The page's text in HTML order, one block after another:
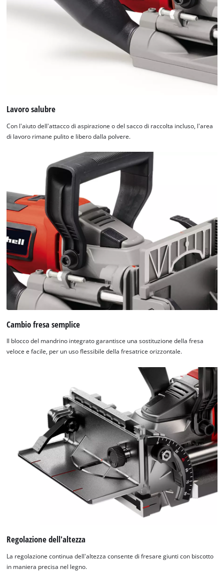
Lavoro salubre
Con l'aiuto dell'attacco di aspirazione o del sacco di raccolta incluso, l'area
di lavoro rimane pulito e libero dalla polvere.
Cambio fresa semplice
Il blocco del mandrino integrato garantisce una sostituzione della fresa
veloce e facile, per un uso flessibile della fresatrice orizzontale.
Regolazione dell'altezza
La regolazione continua dell'altezza consente di fresare giunti con biscotto
in maniera precisa nel legno.